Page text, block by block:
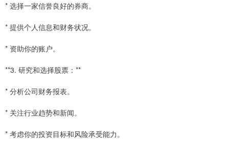
* 选择一家信誉良好的券商。
* 提供个人信息和财务状况。
* 资助你的账户。
**3. 研究和选择股票：**
* 分析公司财务报表。
* 关注行业趋势和新闻。
* 考虑你的投资目标和风险承受能力。